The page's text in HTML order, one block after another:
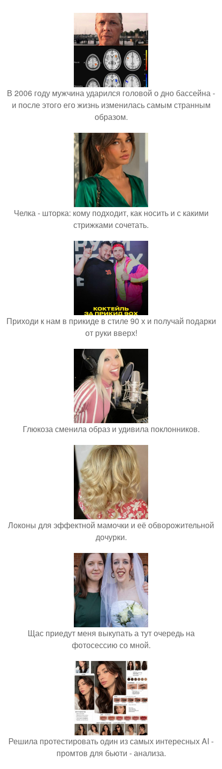
В 2006 году мужчина ударился головой о дно бассейна -
и после этого его жизнь изменилась самым странным
образом.
Челка - шторка: кому подходит, как носить и с какими
стрижками сочетать.
Приходи к нам в прикиде в стиле 90 х и получай подарки
от руки вверх!
Глюкоза сменила образ и удивила поклонников.
Локоны для эффектной мамочки и её обворожительной
дочурки.
Щас приедут меня выкупать а тут очередь на
фотосессию со мной.
Решила протестировать один из самых интересных AI -
промтов для бьюти - анализа.